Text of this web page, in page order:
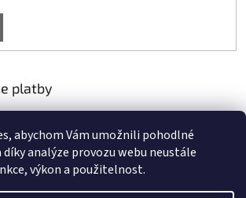
abychom Vám umožnili pohodlné
analýze provozu webu neustále
výkon a použitelnost.
platby